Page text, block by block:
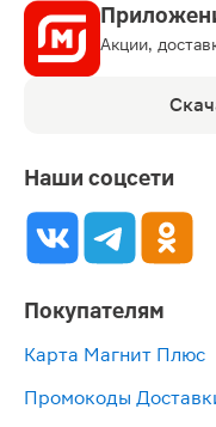
Акции,
Наши соцсети
Покупателям
Карта Магнит Плюс
Промокоды